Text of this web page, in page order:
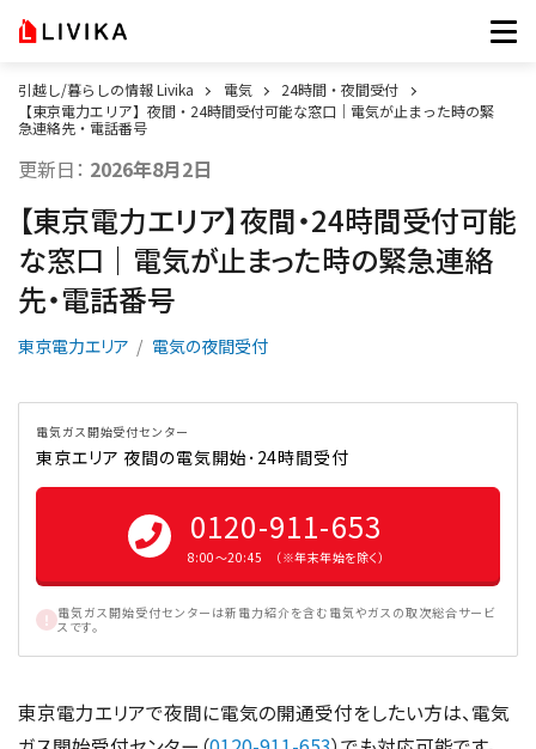
引越し/暮らしの情報 Livika 電気
24時間・夜間受付
【東京電力エリア】夜間・24時間受付可能な窓口｜電気が止まった時の緊
急連絡先・電話番号
更新日： 2026年8月2日
【東京電力エリア】夜間・24時間受付可能
な窓口｜電気が止まった時の緊急連絡
先・電話番号
東京電力エリア 電気の夜間受付
電気ガス開始受付センター
東京エリア 夜間の電気開始･24時間受付
0120-911-653
8:00〜20:45 （※年末年始を除く）
電気ガス開始受付センターは新電力紹介を含む電気やガスの取次総合サービ
スです。
東京電力エリアで夜間に電気の開通受付をしたい方は、電気